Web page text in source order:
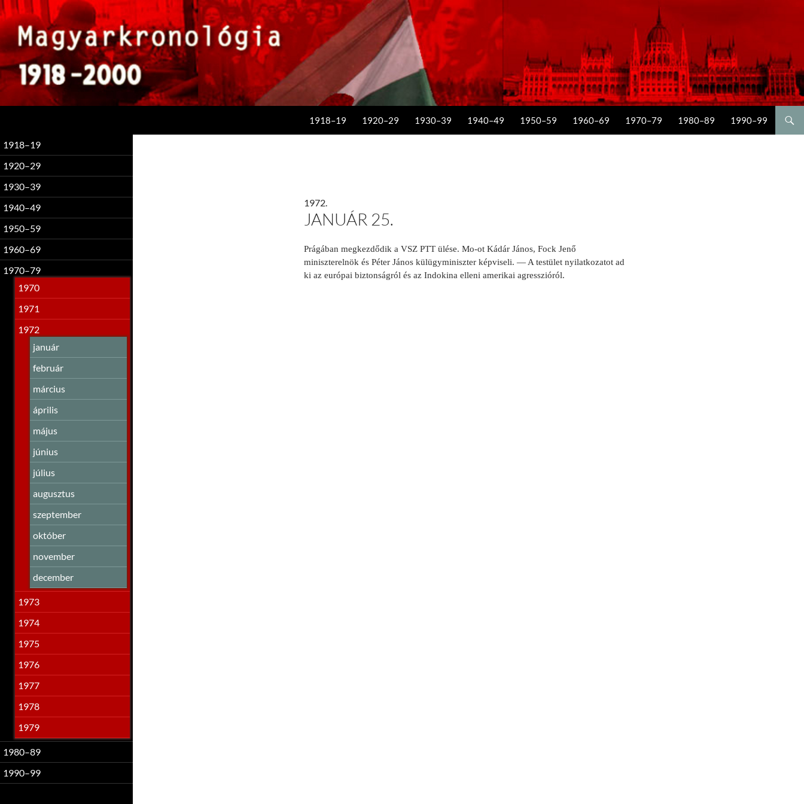
1918–19 1920–29 1930–39 1940–49 1950–59 1960–69 1970–79 1980–89 1990–99
1972.
JANUÁR 25.
Prágában megkezdődik a VSZ PTT ülése. Mo-ot Kádár János, Fock Je­nő
miniszterelnök és Péter János kül­ügyminiszter képviseli. — A testület nyilatkozatot ad
ki az európai biztonságról és az Indokina elleni amerikai agresszióról.
1918–19
1920–29
1930–39
1940–49
1950–59
1960–69
1970–79
1970
1971
1972
január
február
március
április
május
június
július
augusztus
szeptember
október
november
december
1973
1974
1975
1976
1977
1978
1979
1980–89
1990–99